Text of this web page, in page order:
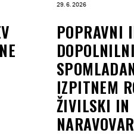
29. 6. 2026
POPRAVNI
IZPITNEM
ŽIVILSKI IN